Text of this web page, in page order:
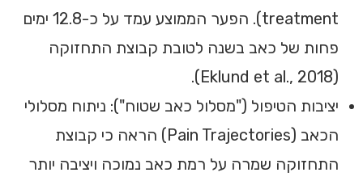
treatment). הפער הממוצע עמד על כ-12.8 ימים
פחות של כאב בשנה לטובת קבוצת התחזוקה
(Eklund et al., 2018).
יציבות הטיפול ("מסלול כאב שטוח"): ניתוח מסלולי
הכאב (Pain Trajectories) הראה כי קבוצת
התחזוקה שמרה על רמת כאב נמוכה ויציבה יותר